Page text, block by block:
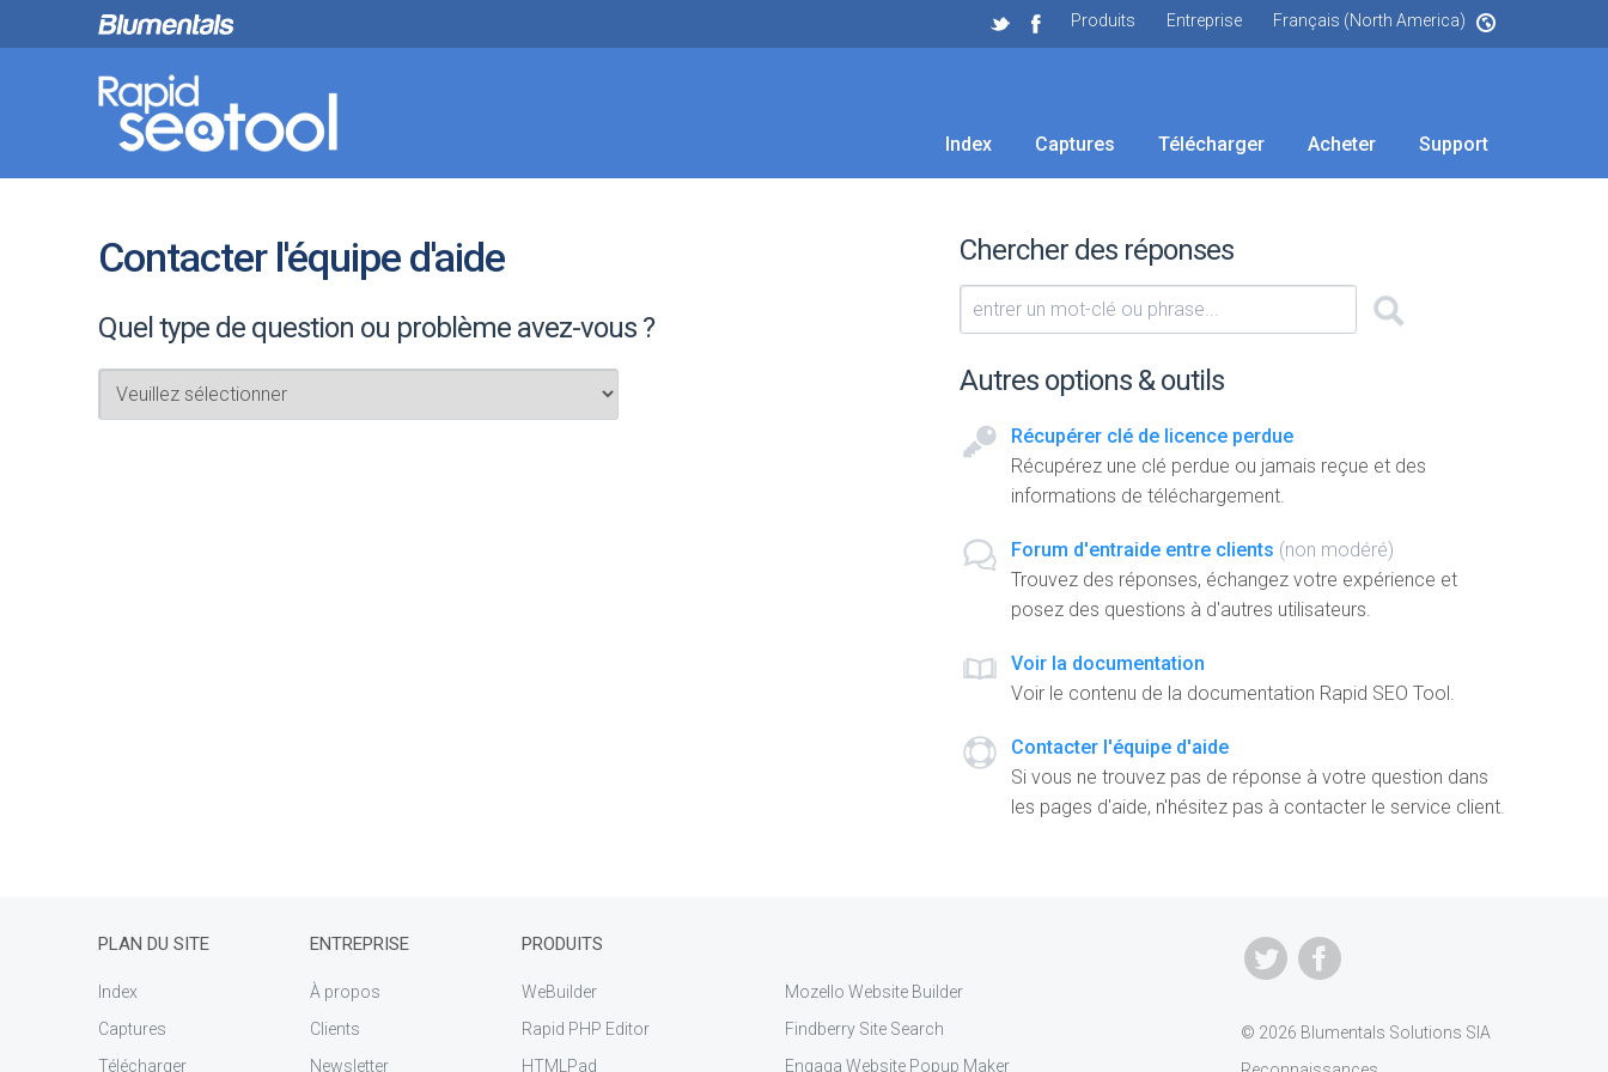
Produits Entreprise Français (North America)
Index Captures Télécharger Acheter Support
Contacter l'équipe d'aide
Quel type de question ou problème avez-vous ?
Chercher des réponses
Autres options & outils
Récupérer clé de licence perdue
Récupérez une clé perdue ou jamais reçue et des
informations de téléchargement.
Forum d'entraide entre clients (non modéré)
Trouvez des réponses, échangez votre expérience et
posez des questions à d'autres utilisateurs.
Voir la documentation
Voir le contenu de la documentation Rapid SEO Tool.
Contacter l'équipe d'aide
Si vous ne trouvez pas de réponse à votre question dans
les pages d'aide, n'hésitez pas à contacter le service client.
© 2026 Blumentals Solutions SIA
PLAN DU SITE
Index
Captures
Télécharger
ENTREPRISE
À propos
Clients
Newsletter
PRODUITS
WeBuilder
Rapid PHP Editor
HTMLPad
Mozello Website Builder
Findberry Site Search
Engaga Website Popup Maker